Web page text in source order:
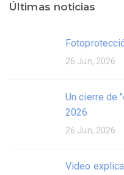
Últimas noticias
26 Jun, 2026
Un cierre de
2026
26 Jun, 2026
Video